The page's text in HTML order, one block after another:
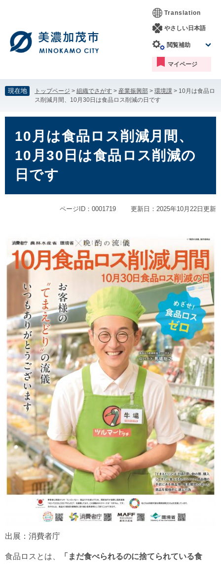
す。
し
て
本
へ
Translation
やさしい日本語
閲覧補助
マイページ
現在地 トップページ > 組織でさがす > 産業振興部 > 環境課 > 10月は食品ロ
ス削減月間、10月30日は食品ロス削減の日です
10月は食品ロス削減月間、
10月30日は食品ロス削減の
日です
ページID：0001719 更新日：2025年10月22日更新
出展：消費者庁
食品ロスとは、
「まだ食べられるのに捨てられている食